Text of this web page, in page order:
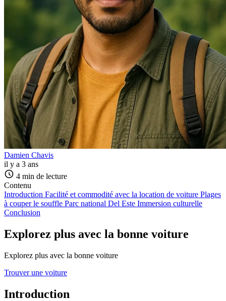
Damien Chavis
il y a 3 ans
4 min de lecture
Contenu
Introduction Facilité et commodité avec la location de voiture Plages
à couper le souffle Parc national Del Este Immersion culturelle
Conclusion
Explorez plus avec la bonne voiture
Explorez plus avec la bonne voiture
Trouver une voiture
Introduction